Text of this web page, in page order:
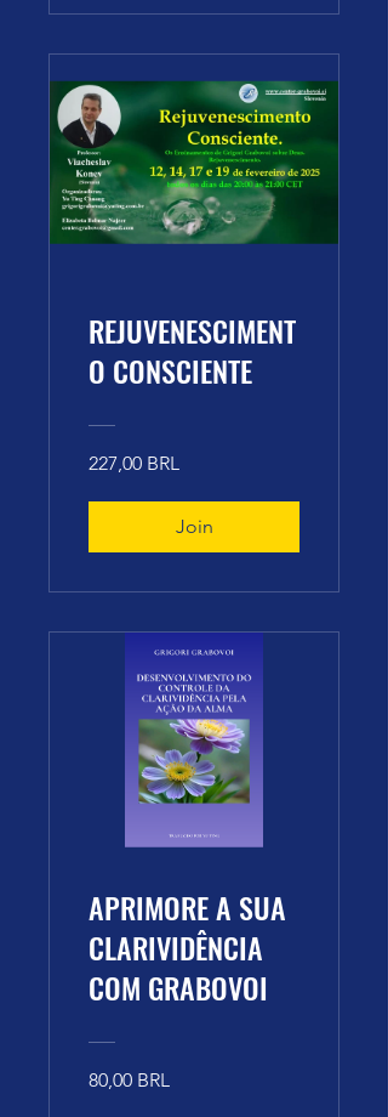
da Eslovênia
REJUVENESCIMENT
O CONSCIENTE
227,00 BRL
Join
APRIMORE A SUA
CLARIVIDÊNCIA
COM GRABOVOI
80,00 BRL